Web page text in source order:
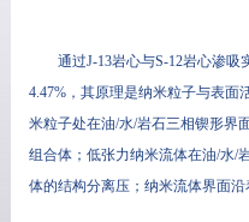
通过J-13岩心与S-12岩心渗吸
4.47%，其原理是纳米粒子与表面
米粒子处在油/水/岩石三相锲形界面
组合体；低张力纳米流体在油
体的结构分离压；纳米流体界面